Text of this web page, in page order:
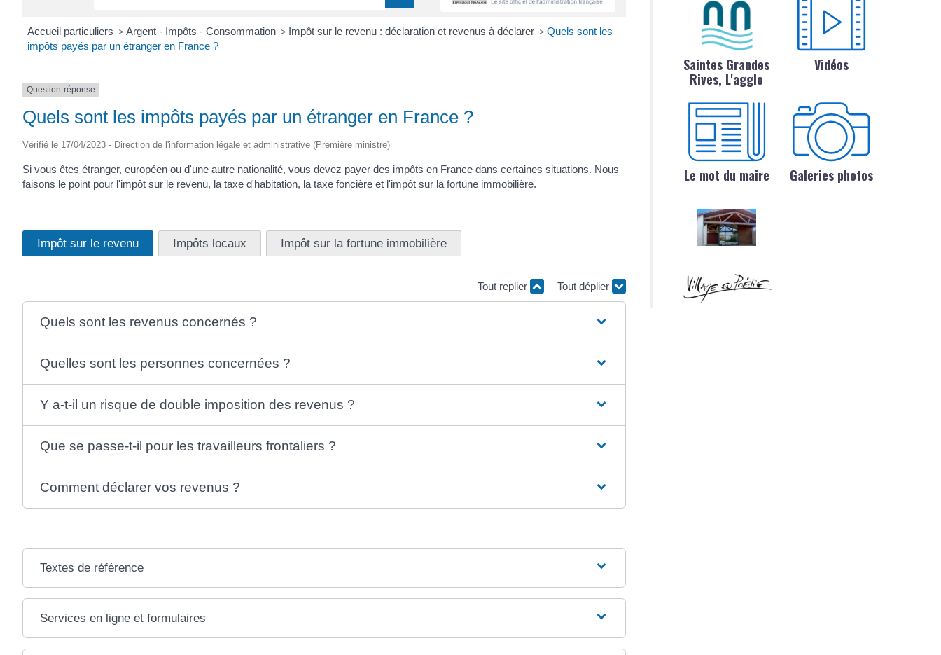
Accueil particuliers > Argent - Impôts - Consommation > Impôt sur le revenu : déclaration et revenus à déclarer > Quels sont les
impôts payés par un étranger en France ?
Question-réponse
Quels sont les impôts payés par un étranger en France ?
Vérifié le 17/04/2023 - Direction de l'information légale et administrative (Première ministre)
Si vous êtes étranger, européen ou d'une autre nationalité, vous devez payer des impôts en France dans certaines situations. Nous
faisons le point pour l'impôt sur le revenu, la taxe d'habitation, la taxe foncière et l'impôt sur la fortune immobilière.
Impôt sur le revenu Impôts locaux Impôt sur la fortune immobilière
Tout replier Tout déplier
Quels sont les revenus concernés ?
Quelles sont les personnes concernées ?
Y a-t-il un risque de double imposition des revenus ?
Que se passe-t-il pour les travailleurs frontaliers ?
Comment déclarer vos revenus ?
Textes de référence
Services en ligne et formulaires
Saintes Grandes
Rives, L'agglo
Vidéos
Le mot du maire Galeries photos